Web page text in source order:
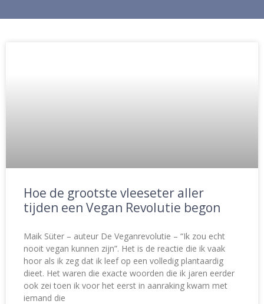
Hoe de grootste vleeseter aller
tijden een Vegan Revolutie begon
Maik Süter – auteur De Veganrevolutie – “Ik zou echt
nooit vegan kunnen zijn”. Het is de reactie die ik vaak
hoor als ik zeg dat ik leef op een volledig plantaardig
dieet. Het waren die exacte woorden die ik jaren eerder
ook zei toen ik voor het eerst in aanraking kwam met
iemand die